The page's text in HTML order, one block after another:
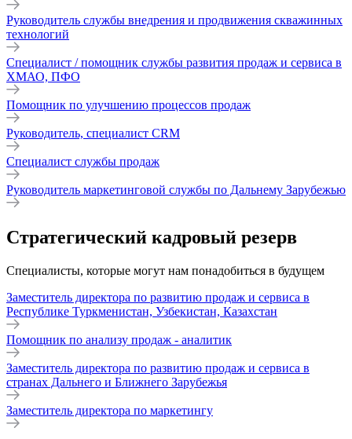
Руководитель службы внедрения и продвижения скважинных
технологий
Специалист / помощник службы развития продаж и сервиса в
ХМАО, ПФО
Помощник по улучшению процессов продаж
Руководитель, специалист CRM
Специалист службы продаж
Руководитель маркетинговой службы по Дальнему Зарубежью
Стратегический кадровый резерв
Cпециалисты, которые могут нам понадобиться в будущем
Заместитель директора по развитию продаж и сервиса в
Республике Туркменистан, Узбекистан, Казахстан
Помощник по анализу продаж - аналитик
Заместитель директора по развитию продаж и сервиса в
странах Дальнего и Ближнего Зарубежья
Заместитель директора по маркетингу